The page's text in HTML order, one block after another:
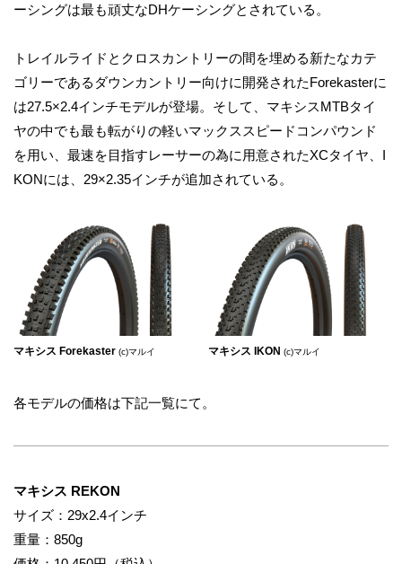
ーシングは最も頑丈なDHケーシングとされている。
トレイルライドとクロスカントリーの間を埋める新たなカテ
ゴリーであるダウンカントリー向けに開発されたForekasterに
は27.5×2.4インチモデルが登場。そして、マキシスMTBタイ
ヤの中でも最も転がりの軽いマックススピードコンパウンド
を用い、最速を目指すレーサーの為に用意されたXCタイヤ、I
KONには、29×2.35インチが追加されている。
マキシス Forekaster (c)マルイ マキシス IKON(c)マルイ
各モデルの価格は下記一覧にて。
マキシス REKON
サイズ：29x2.4インチ
重量：850g